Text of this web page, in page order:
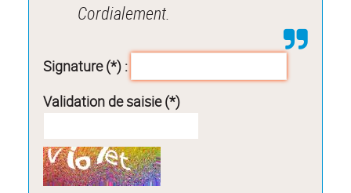
Cordialement.
Signature (*) :
Validation de saisie (*)